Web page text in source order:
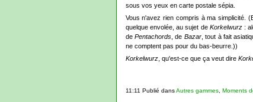
sous vos yeux en carte postale sépia.
Vous n'avez rien compris à ma simplicité.
quelque envolée, au sujet de Korkelwurz :
de Pentachords, de Bazar, tout à fait
ne comptent pas pour du bas-beurre.))
Korkelwurz, qu'est-ce que ça veut dire
11:11 Publié dansAutres gammes, Moments